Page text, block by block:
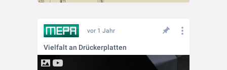
vor 1 Jahr
Vielfalt an Drückerplatten